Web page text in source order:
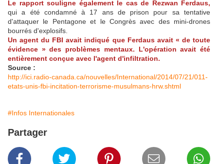
Le rapport souligne également le cas de Rezwan Ferdaus,
qui a été condamné à 17 ans de prison pour sa tentative
d'attaquer le Pentagone et le Congrès avec des mini-drones
bourrés d'explosifs.
Un agent du FBI avait indiqué que Ferdaus avait « de toute
évidence » des problèmes mentaux. L'opération avait été
entièrement conçue avec l'agent d'infiltration.
Source :
http://ici.radio-canada.ca/nouvelles/International/2014/07/21/011-
etats-unis-fbi-incitation-terrorisme-musulmans-hrw.shtml
#Infos Internationales
Partager